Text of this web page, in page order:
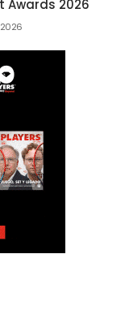
Awards 2026